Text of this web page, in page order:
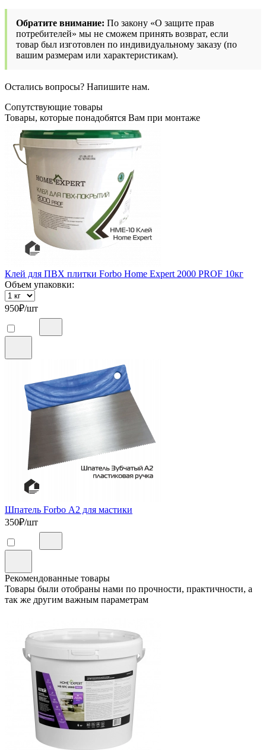
Обратите внимание: По закону «О защите прав
потребителей» мы не сможем принять возврат, если
товар был изготовлен по индивидуальному заказу (по
вашим размерам или характеристикам).
Остались вопросы? Напишите нам.
Сопутствующие товары
Товары, которые понадобятся Вам при монтаже
Клей для ПВХ плитки Forbo Home Expert 2000 PROF 10кг
Объем упаковки:
950₽/шт
Шпатель Forbo А2 для мастики
350₽/шт
Рекомендованные товары
Товары были отобраны нами по прочности, практичности, а
так же другим важным параметрам